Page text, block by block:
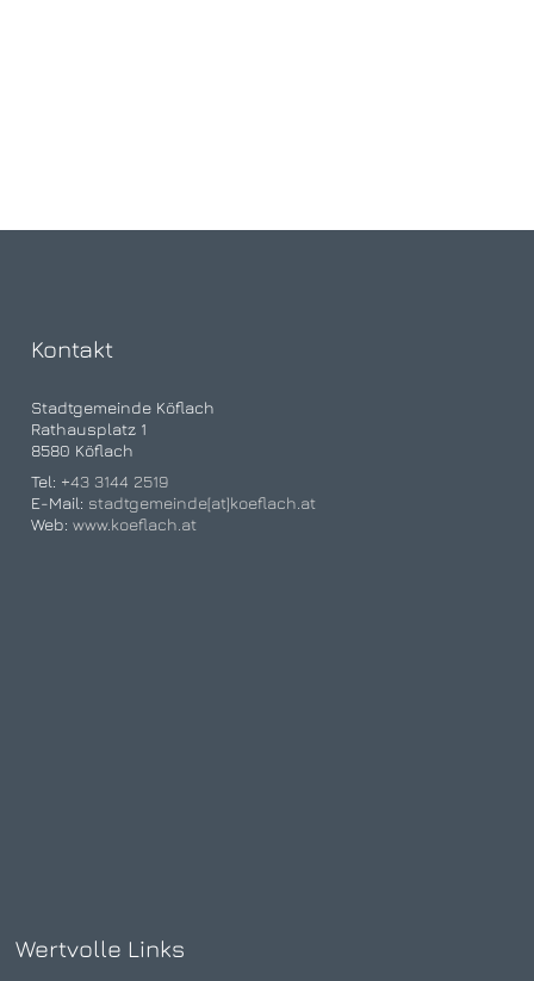
Kontakt
Stadtgemeinde Köflach
Rathausplatz 1
8580 Köflach
Tel: +43 3144 2519
E-Mail: stadtgemeinde[at]koeflach.at
Web:www.koeflach.at
Wertvolle Links